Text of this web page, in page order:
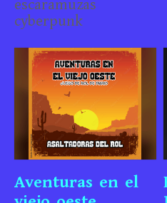
escaramuzas
cyberpunk
Aventuras en el